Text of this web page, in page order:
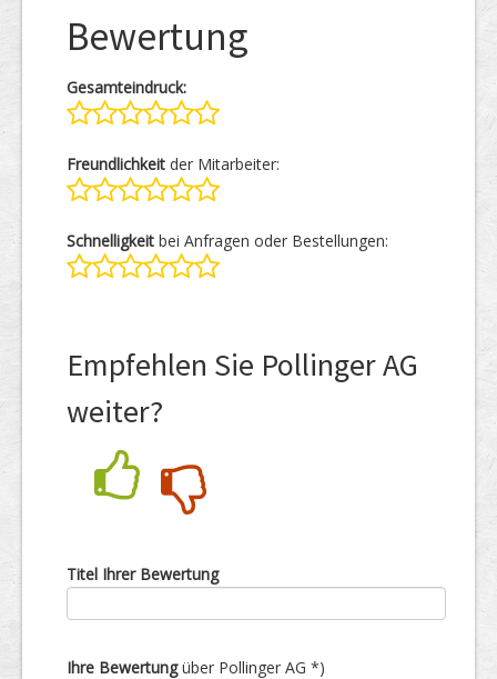
Bewertung
Gesamteindruck:
Freundlichkeit der Mitarbeiter:
Schnelligkeit bei Anfragen oder Bestellungen:
Empfehlen Sie Pollinger AG
weiter?
Titel Ihrer Bewertung
Ihre Bewertungüber Pollinger AG *)